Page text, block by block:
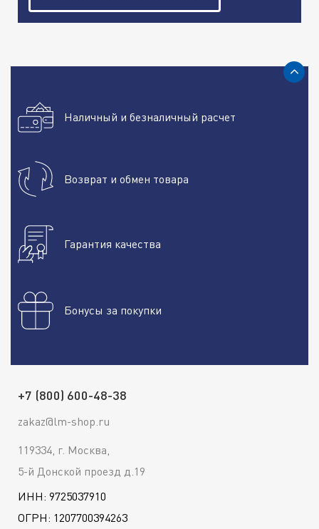
Наличный и безналичный расчет
Возврат и обмен товара
Гарантия качества
Бонусы за покупки
+7 (800) 600-48-38
zakaz@lm-shop.ru
119334, г. Москва,
5-й Донской проезд д.19
ИНН: 9725037910
ОГРН: 1207700394263